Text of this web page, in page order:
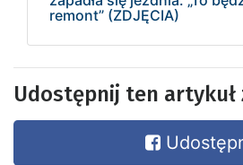
remont” (ZDJĘCIA)
Udostępnij ten artykuł